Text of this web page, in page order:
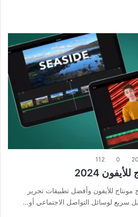
0
112
2024
للأيفون وأفضل تطبيقات تحرير
سريع لوسائل التواصل الاجتماعي أو…